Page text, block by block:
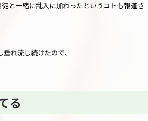
と一緒に乱入に加わったというコトも報道さ
れ流し続けたので、
る